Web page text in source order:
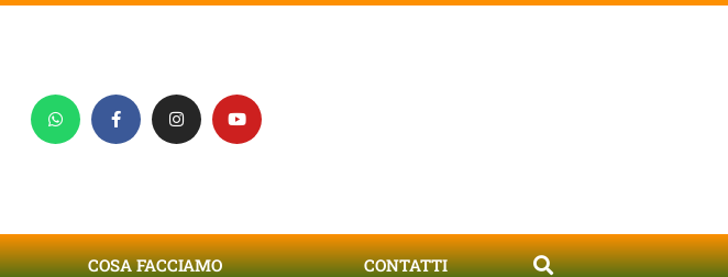
COSA FACCIAMO CONTATTI